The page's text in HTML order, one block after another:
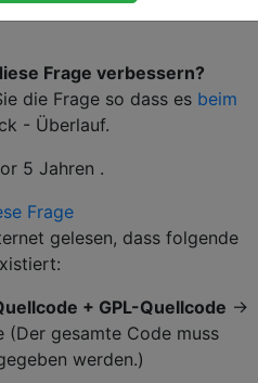
Frage verbessern?
die Frage so dass es beim
- Überlauf.
5 Jahren .
Frage
gelesen, dass folgende
+ GPL-Quellcode ->
(Der gesamte Code muss
werden.)